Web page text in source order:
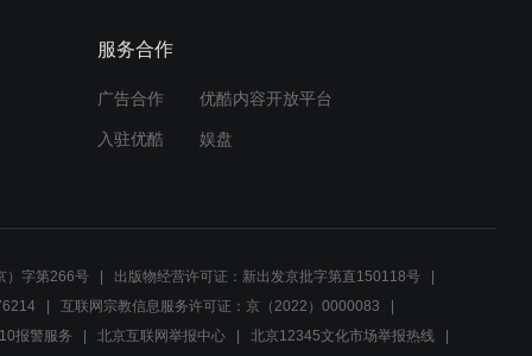
服务合作
广告合作 优酷内容开放平台
入驻优酷 娱盘
）字第266号
出版物经营许可证：新出发京批字第直150118号
互联网宗教信息服务许可证：京（2022）0000083
报警服务
北京互联网举报中心 北京12345文化市场举报热线